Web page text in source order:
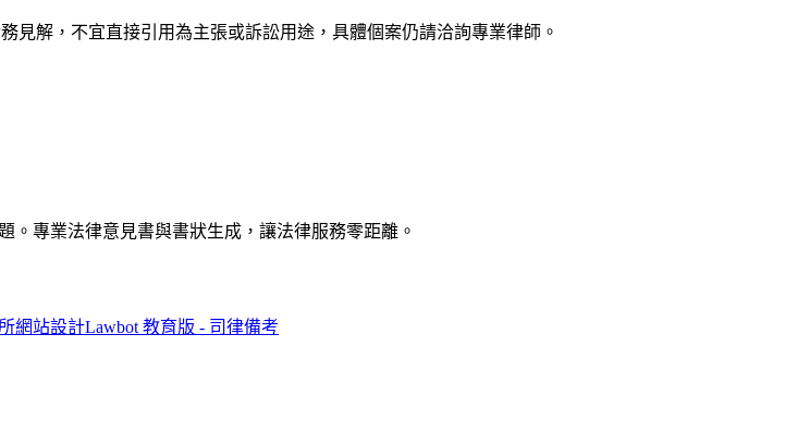
解，不宜直接引用為主張或訴訟用途，具體個案仍請洽詢專業律師。
。專業法律意見書與書狀生成，讓法律服務零距離。
網站設計Lawbot 教育版 - 司律備考